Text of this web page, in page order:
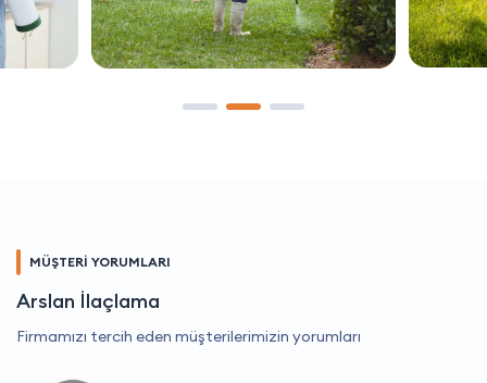
MÜŞTERİ YORUMLARI
Arslan İlaçlama
Firmamızı tercih eden müşterilerimizin yorumları